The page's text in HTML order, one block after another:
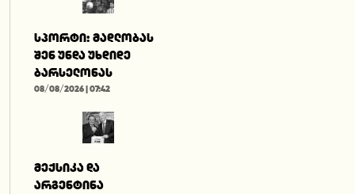
სპორტი: მადლობას
შენ უნდა უხდიდე
ბარსელონას
08/08/2026 | 07:42
მექსიკა და
არგენტინა